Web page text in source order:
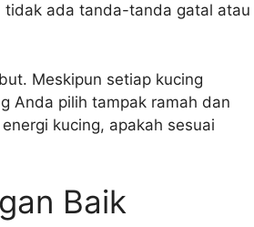
tidak ada tanda-tanda gatal atau
Meskipun setiap kucing
Anda pilih tampak ramah dan
kucing, apakah sesuai
Baik